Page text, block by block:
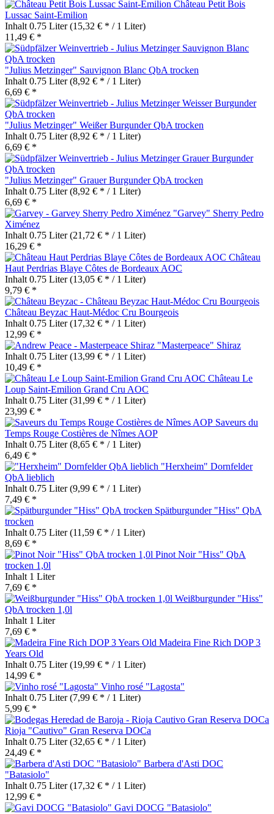
Château Petit Bois
Lussac Saint-Emilion
Inhalt 0.75 Liter(15,32 € * / 1 Liter)
11,49 € *
"Julius Metzinger" Sauvignon Blanc QbA trocken
Inhalt 0.75 Liter(8,92 € * / 1 Liter)
6,69 € *
"Julius Metzinger" Weißer Burgunder QbA trocken
Inhalt 0.75 Liter(8,92 € * / 1 Liter)
6,69 € *
"Julius Metzinger" Grauer Burgunder QbA trocken
Inhalt 0.75 Liter(8,92 € * / 1 Liter)
6,69 € *
"Garvey" Sherry Pedro
Ximénez
Inhalt 0.75 Liter(21,72 € * / 1 Liter)
16,29 € *
Château
Haut Perdrias Blaye Côtes de Bordeaux AOC
Inhalt 0.75 Liter(13,05 € * / 1 Liter)
9,79 € *
Château Beyzac Haut-Médoc Cru Bourgeois
Inhalt 0.75 Liter(17,32 € * / 1 Liter)
12,99 € *
"Masterpeace" Shiraz
Inhalt 0.75 Liter(13,99 € * / 1 Liter)
10,49 € *
Château Le
Loup Saint-Emilion Grand Cru AOC
Inhalt 0.75 Liter(31,99 € * / 1 Liter)
23,99 € *
Saveurs du
Temps Rouge Costières de Nîmes AOP
Inhalt 0.75 Liter(8,65 € * / 1 Liter)
6,49 € *
"Herxheim" Dornfelder
QbA lieblich
Inhalt 0.75 Liter(9,99 € * / 1 Liter)
7,49 € *
Spätburgunder "Hiss" QbA
trocken
Inhalt 0.75 Liter(11,59 € * / 1 Liter)
8,69 € *
Pinot Noir "Hiss" QbA
trocken 1,0l
Inhalt 1 Liter
7,69 € *
Weißburgunder "Hiss"
QbA trocken 1,0l
Inhalt 1 Liter
7,69 € *
Madeira Fine Rich DOP 3
Years Old
Inhalt 0.75 Liter(19,99 € * / 1 Liter)
14,99 € *
Vinho rosé "Lagosta"
Inhalt 0.75 Liter(7,99 € * / 1 Liter)
5,99 € *
Rioja "Cautivo" Gran Reserva DOCa
Inhalt 0.75 Liter(32,65 € * / 1 Liter)
24,49 € *
Barbera d'Asti DOC
"Batasiolo"
Inhalt 0.75 Liter(17,32 € * / 1 Liter)
12,99 € *
Gavi DOCG "Batasiolo"